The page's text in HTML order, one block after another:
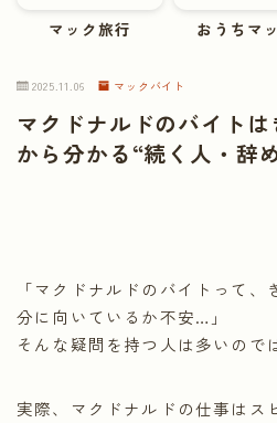
マック旅行 おうちマ
2025.11.06 マックバイト
マクドナルドのバイト
から分かる“続く人・辞
「マクドナルドのバイトって
分に向いているか不安…」
そんな疑問を持つ人は多いので
実際、マクドナルドの仕事はス